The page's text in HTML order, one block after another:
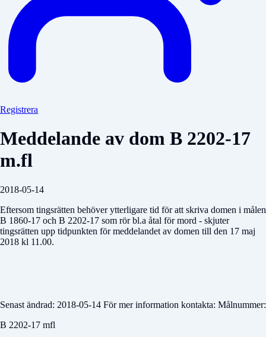
Registrera
Meddelande av dom B 2202-17
m.fl
2018-05-14
Eftersom tingsrätten behöver ytterligare tid för att skriva domen i målen
B 1860-17 och B 2202-17 som rör bl.a åtal för mord - skjuter
tingsrätten upp tidpunkten för meddelandet av domen till den 17 maj
2018 kl 11.00.
Senast ändrad: 2018-05-14 För mer information kontakta: Målnummer:
B 2202-17 mfl